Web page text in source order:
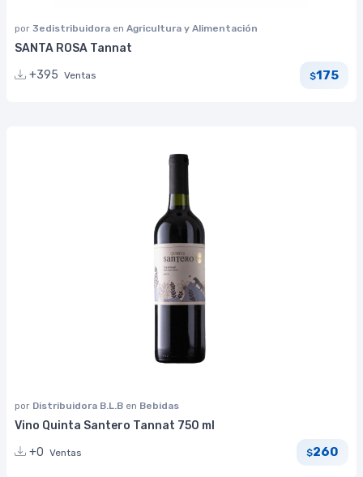
por 3edistribuidora en Agricultura y Alimentación
SANTA ROSA Tannat
+395 Ventas $175
por Distribuidora B.L.B en Bebidas
Vino Quinta Santero Tannat 750 ml
+0 Ventas $260